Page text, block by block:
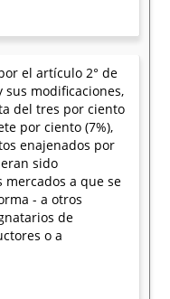
el artículo 2° de
sus modificaciones,
del tres por ciento
por ciento (7%),
enajenados por
sido
a que se
- a otros
de
o a